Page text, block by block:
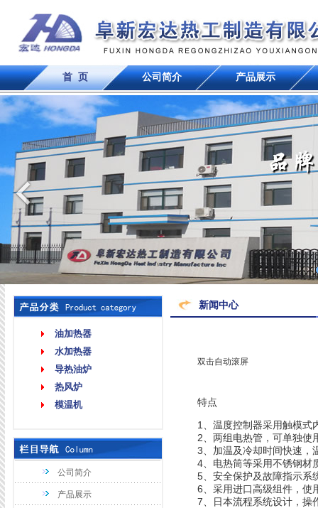
首 页 公司简介 产品展示
油加热器
水加热器
导热油炉
热风炉
模温机
公司简介
产品展示
新闻中心
双击自动滚屏
特点
1、温度控制器采用触模
2、两组电热管，可单
3、加温及冷却时间快速，
4、电热筒等采用不锈
5、安全保护及故障指
6、采用进口高级组件
7、日本流程系统设计，操